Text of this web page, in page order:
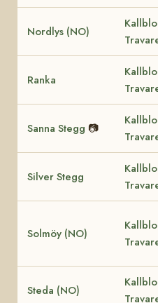
Nordlys (NO)
Ranka
Sanna Stegg 📷
Silver Stegg
Solmöy (NO)
Steda (NO)